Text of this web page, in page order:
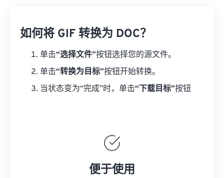
如何将 GIF 转换为 DOC？
单击“选择文件”按钮选择您的源文件。
单击“转换为目标”按钮开始转换。
当状态变为“完成”时，单击“下载目标”按钮
便于使用